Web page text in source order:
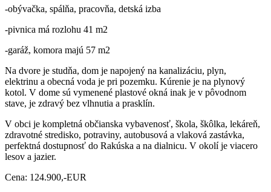
-obývačka, spálňa, pracovňa, detská izba
-pivnica má rozlohu 41 m2
-garáž, komora majú 57 m2
Na dvore je studňa, dom je napojený na kanalizáciu, plyn,
elektrinu a obecná voda je pri pozemku. Kúrenie je na plynový
kotol. V dome sú vymenené plastové okná inak je v pôvodnom
stave, je zdravý bez vlhnutia a prasklín.
V obci je kompletná občianska vybavenosť, škola, škôlka, lekáreň,
zdravotné stredisko, potraviny, autobusová a vlaková zastávka,
perfektná dostupnosť do Rakúska a na dialnicu. V okolí je viacero
lesov a jazier.
Cena: 124.900,-EUR